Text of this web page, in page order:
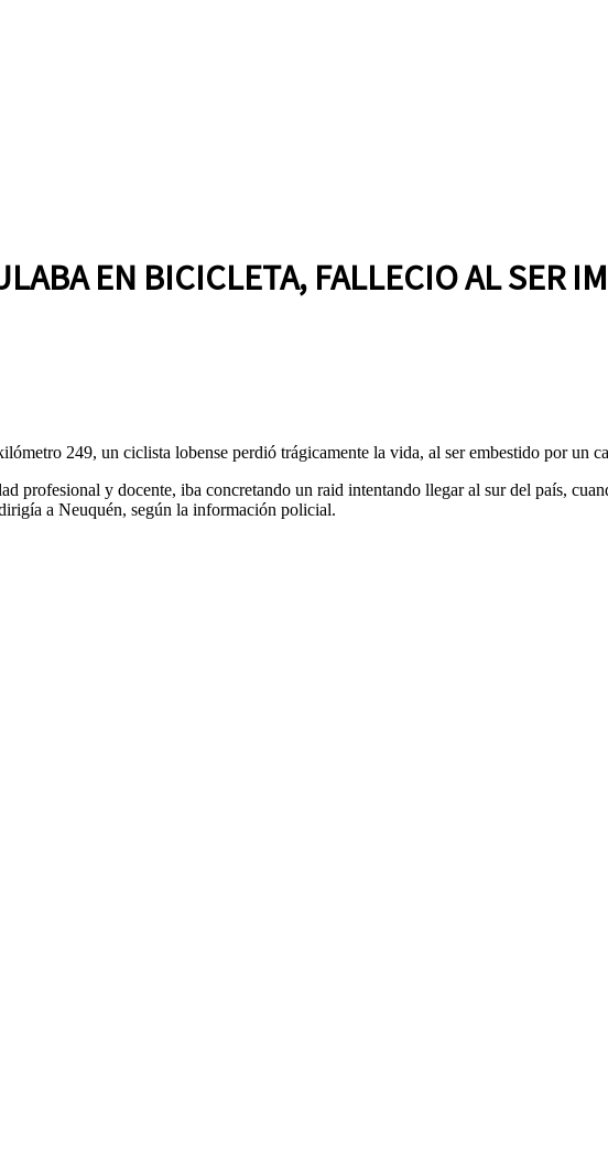
EN BICICLETA, FALLECIO AL SER
249, un ciclista lobense perdió trágicamente la vida, al ser embestido por un
profesional y docente, iba concretando un raid intentando llegar al sur del país,
a Neuquén, según la información policial.